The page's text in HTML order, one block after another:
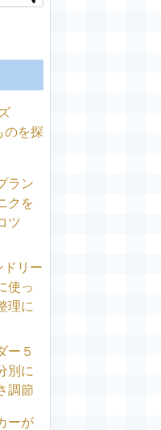
ズ
のを探
ラン
クを
ツ
ドリー
使っ
理に
ー５
別に
調節
ーが